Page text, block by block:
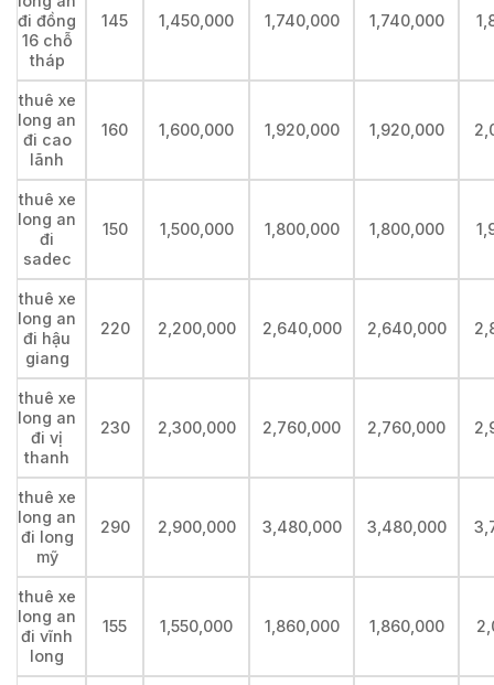
đi đồng
16 chỗ
tháp
145 1,450,000 1,740,000 1,740,000
thuê xe
long an
đi cao
lãnh
160 1,600,000 1,920,000 1,920,000
thuê xe
long an
đi
sadec
150 1,500,000 1,800,000 1,800,000
thuê xe
long an
đi hậu
giang
220 2,200,000 2,640,000 2,640,000
thuê xe
long an
đi vị
thanh
230 2,300,000 2,760,000 2,760,000
thuê xe
long an
đi long
mỹ
290 2,900,000 3,480,000 3,480,000
thuê xe
long an
đi vĩnh
long
155 1,550,000 1,860,000 1,860,000